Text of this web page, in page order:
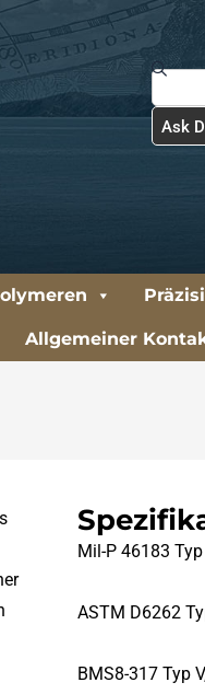
Suche
Ask
Allgemeiner
Mil-P 46183
ASTM D6262
BMS8-317 Typ